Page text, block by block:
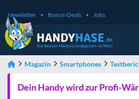
Newsletter Bonus-Deals Jobs
Magazin Smartphones
Dein Handy wird zur Profi-